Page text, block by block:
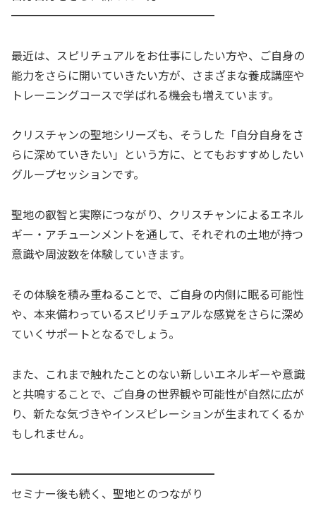
━━━━━━━━━━━━━━━━━━
最近は、スピリチュアルをお仕事にしたい方や、ご自身の
能力をさらに開いていきたい方が、さまざまな養成講座や
トレーニングコースで学ばれる機会も増えています。
クリスチャンの聖地シリーズも、そうした「自分自身をさ
らに深めていきたい」という方に、とてもおすすめしたい
グループセッションです。
聖地の叡智と実際につながり、クリスチャンによるエネル
ギー・アチューンメントを通して、それぞれの土地が持つ
意識や周波数を体験していきます。
その体験を積み重ねることで、ご自身の内側に眠る可能性
や、本来備わっているスピリチュアルな感覚をさらに深め
ていくサポートとなるでしょう。
また、これまで触れたことのない新しいエネルギーや意識
と共鳴することで、ご自身の世界観や可能性が自然に広が
り、新たな気づきやインスピレーションが生まれてくるか
もしれません。
━━━━━━━━━━━━━━━━━━
セミナー後も続く、聖地とのつながり